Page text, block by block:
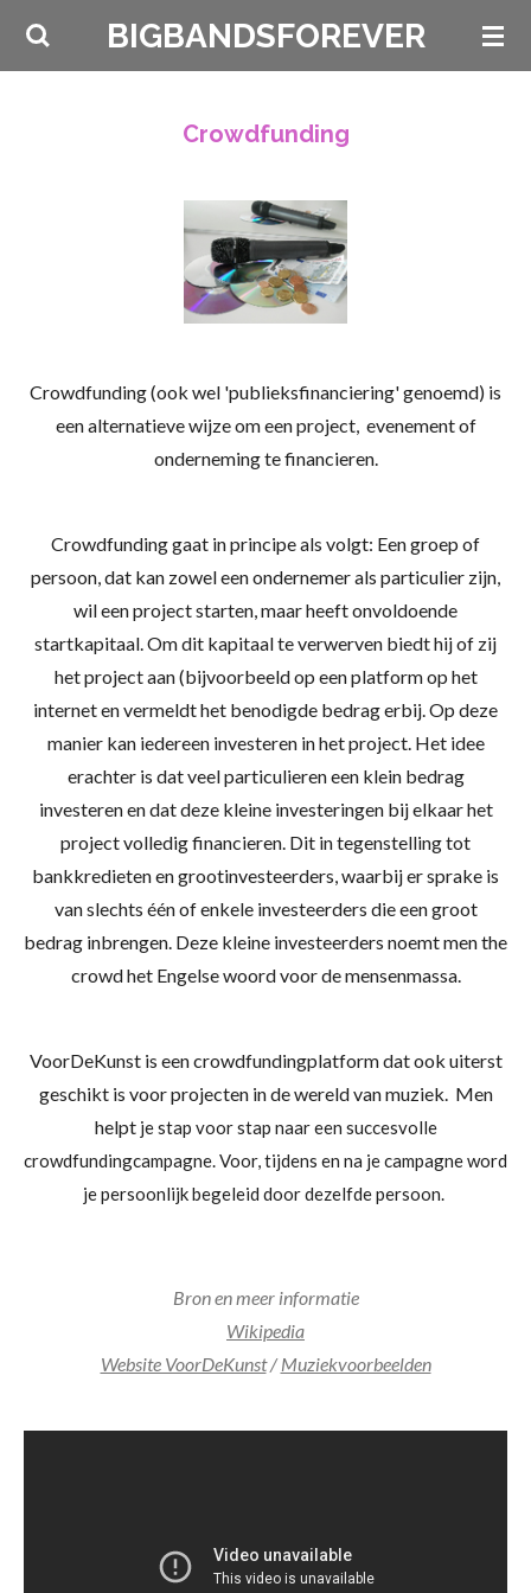
Ga
BIGBANDSFOREVER
Crowdfunding
Crowdfunding (ook wel 'publieksfinanciering' genoemd) is
een alternatieve wijze om een project, evenement of
onderneming te financieren.
Crowdfundinggaat in principe als volgt: Een groep of
persoon, dat kan zowel een ondernemer als particulier zijn,
wil een project starten, maar heeft onvoldoende
startkapitaal. Om dit kapitaal te verwerven biedt hij of zij
het project aan (bijvoorbeeld op een platform op het
internet en vermeldt het benodigde bedrag erbij. Op deze
manier kan iedereen investeren in het project. Het idee
erachter is dat veel particulieren een klein bedrag
investeren en dat deze kleine investeringen bij elkaar het
project volledig financieren. Dit in tegenstelling tot
bankkredieten en grootinvesteerders, waarbij er sprake is
van slechts één of enkele investeerders die een groot
bedrag inbrengen. Deze kleine investeerders noemt menthe
crowdhet Engelse woord voor de mensenmassa.
VoorDeKunst is een crowdfundingplatform dat ook uiterst
geschikt is voor projecten in de wereld van muziek. Men
helpt je stap voor stap naar een succesvolle
crowdfundingcampagne. Voor, tijdens en na je campagne word
je persoonlijk begeleid door dezelfde persoon.
Bron en meer informatie
Wikipedia
Website VoorDeKunst/Muziekvoorbeelden